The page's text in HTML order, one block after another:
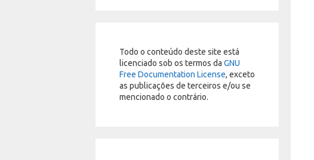
Todo o conteúdo deste site está
licenciado sob os termos da GNU
Free Documentation License, exceto
as publicações de terceiros e/ou se
mencionado o contrário.